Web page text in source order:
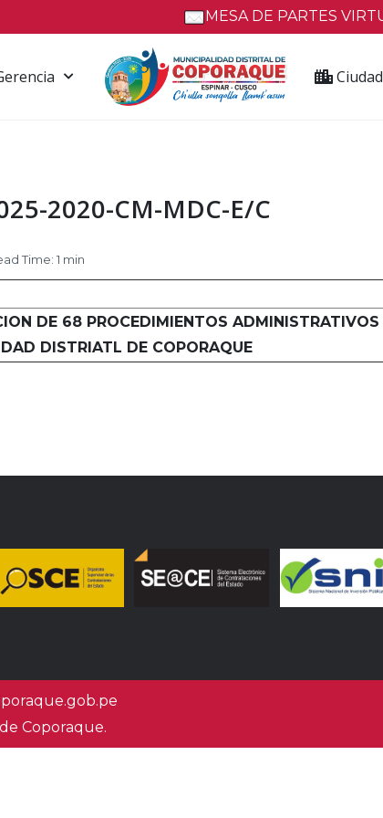
MESA DE PARTES
Ciudad
2020-CM-MDC-E/C
Time: 1 min
DE 68 PROCEDIMIENTOS ADMINISTRATIVOS
DISTRIATL DE COPORAQUE
Coporaque.